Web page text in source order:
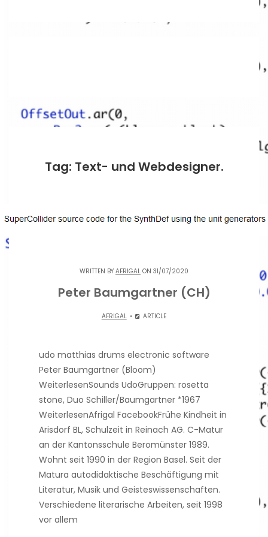
Tag: Text- und Webdesigner.
WRITTEN BY AFRIGAL ON 31/07/2020
Peter Baumgartner (CH)
AFRIGAL ARTICLE
udo matthias drums electronic software
Peter Baumgartner (Bloom)
WeiterlesenSounds UdoGruppen: rosetta
stone, Duo Schiller/Baumgartner *1967
WeiterlesenAfrigal FacebookFrühe Kindheit in
Arisdorf BL, Schulzeit in Reinach AG. C-Matur
an der Kantonsschule Beromünster 1989.
Wohnt seit 1990 in der Region Basel. Seit der
Matura autodidaktische Beschäftigung mit
Literatur, Musik und Geisteswissenschaften.
Verschiedene literarische Arbeiten, seit 1998
vor allem